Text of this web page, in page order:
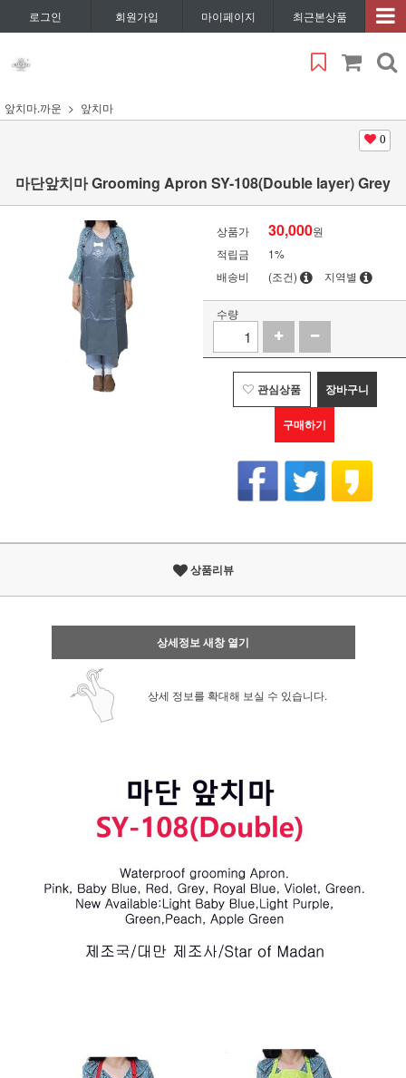
로그인 회원가입 마이페이지 최근본상품
앞치마.까운 앞치마
0
마단앞치마 Grooming Apron SY-108(Double layer) Grey
상품가 30,000원
적립금
1%
배송비
(조건) 지역별
수량
관심상품 장바구니
구매하기
상품리뷰
상세정보 새창 열기
상세 정보를 확대해 보실 수 있습니다.